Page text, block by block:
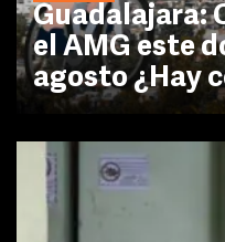
Guadalajara:
el AMG este
agosto ¿Hay